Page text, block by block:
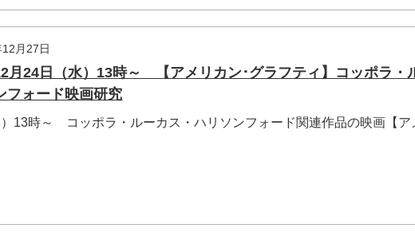
月27日
24日（水）13時～ 【アメリカン･グラフティ】コッポラ・
フォード映画研究
13時～ コッポラ・ルーカス・ハリソンフォード関連作品の映画【ア